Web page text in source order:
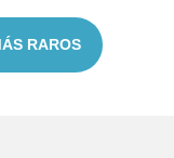
RAROS